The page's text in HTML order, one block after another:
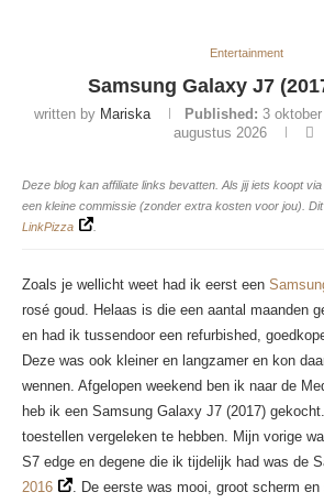
Entertainment
Samsung Galaxy J7
written by Mariska Published: 3
augustus 2026
Deze blog kan affiliate links bevatten. Als jij iets koopt
een kleine commissie (zonder extra kosten voor jou).
LinkPizza
Zoals je wellicht weet had ik eerst een
rosé goud. Helaas is die een aantal maanden
en had ik tussendoor een refurbished,
Deze was ook kleiner en langzamer en kon
wennen. Afgelopen weekend ben ik naar de
heb ik een Samsung Galaxy J7 (2017)
toestellen vergeleken te hebben. Mijn vorige
S7 edge en degene die ik tijdelijk had was de
2016
. De eerste was mooi, groot scherm